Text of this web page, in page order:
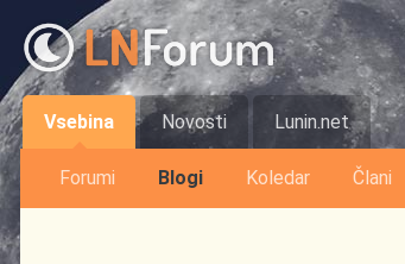
Vsebina
Forumi Blogi Koledar Člani
Novosti Lunin.net